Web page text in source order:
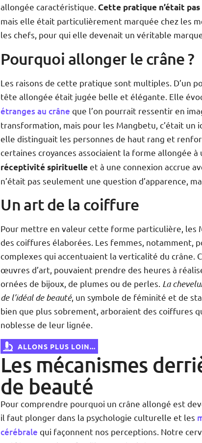
allongée caractéristique.Cette pratique n’était
mais elle était particulièrement marquée chez les
les chefs, pour qui elle devenait un véritable
Pourquoi allonger le crâne ?
Les raisons de cette pratique sont multiples. D’un
tête allongée était jugée belle et élégante. Elle
étranges au crâne que l’on pourrait ressentir en
transformation, mais pour les Mangbetu, c’était un
elle distinguait les personnes de haut rang et
certaines croyances associaient la forme allongée à
réceptivité spirituelleet à une connexion accrue
n’était pas seulement une question d’apparence,
Un art de la coiffure
Pour mettre en valeur cette forme particulière, les
des coiffures élaborées. Les femmes, notamment,
complexes qui accentuaient la verticalité du crâne.
œuvres d’art, pouvaient prendre des heures à
ornées de bijoux, de plumes ou de perles. La
de l’idéal de beauté, un symbole de féminité et de
bien que plus sobrement, arboraient des coiffures
noblesse de leur lignée.
ALLONS PLUS LOIN...
Les mécanismes
de beauté
Pour comprendre pourquoi un crâne allongé est
il faut plonger dans la psychologie culturelle et les
cérébrale qui façonnent nos perceptions. Notre